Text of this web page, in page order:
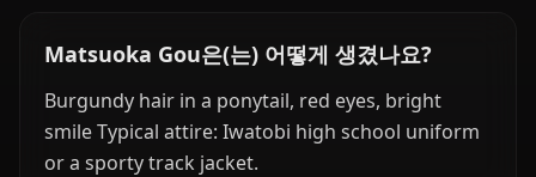
Matsuoka Gou은(는) 어떻게 생겼나요?
Burgundy hair in a ponytail, red eyes, bright
smile Typical attire: Iwatobi high school uniform
or a sporty track jacket.